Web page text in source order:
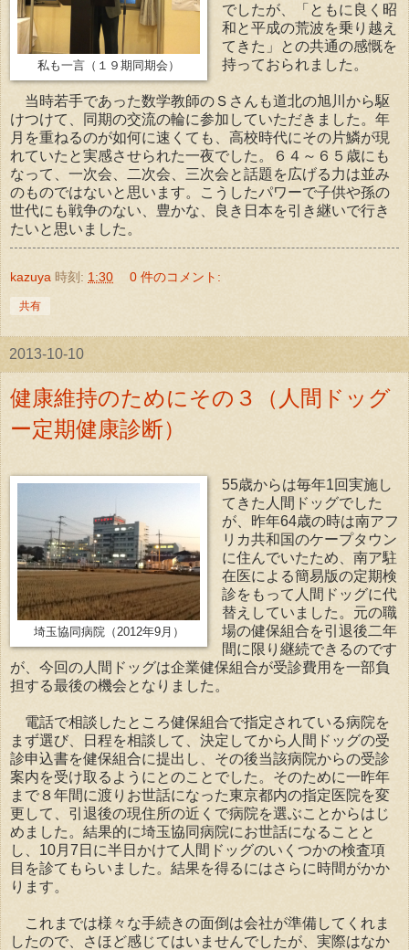
私も一言（１９期同期会）
でしたが、「ともに良く昭
和と平成の荒波を乗り越え
てきた」との共通の感慨を
持っておられました。
当時若手であった数学教師のＳさんも道北の旭川から駆
けつけて、同期の交流の輪に参加していただきました。年
月を重ねるのが如何に速くても、高校時代にその片鱗が現
れていたと実感させられた一夜でした。６４～６５歳にも
なって、一次会、二次会、三次会と話題を広げる力は並み
のものではないと思います。こうしたパワーで子供や孫の
世代にも戦争のない、豊かな、良き日本を引き継いで行き
たいと思いました。
kazuya 時刻: 1:30 0 件のコメント:
共有
2013-10-10
健康維持のためにその３（人間ドッグ
ー定期健康診断）
埼玉協同病院（2012年9月）
55歳からは毎年1回実施し
てきた人間ドッグでした
が、昨年64歳の時は南アフ
リカ共和国のケープタウン
に住んでいたため、南ア駐
在医による簡易版の定期検
診をもって人間ドッグに代
替えしていました。元の職
場の健保組合を引退後二年
間に限り継続できるのです
が、今回の人間ドッグは企業健保組合が受診費用を一部負
担する最後の機会となりました。
電話で相談したところ健保組合で指定されている病院を
まず選び、日程を相談して、決定してから人間ドッグの受
診申込書を健保組合に提出し、その後当該病院からの受診
案内を受け取るようにとのことでした。そのために一昨年
まで８年間に渡りお世話になった東京都内の指定医院を変
更して、引退後の現住所の近くで病院を選ぶことからはじ
めました。結果的に埼玉協同病院にお世話になることと
し、10月7日に半日かけて人間ドッグのいくつかの検査項
目を診てもらいました。結果を得るにはさらに時間がかか
ります。
これまでは様々な手続きの面倒は会社が準備してくれま
したので、さほど感じてはいませんでしたが、実際はなか